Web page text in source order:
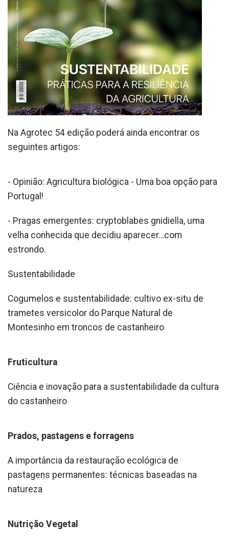
Na Agrotec 54 edição poderá ainda encontrar os
seguintes artigos:
- Opinião: Agricultura biológica - Uma boa opção para
Portugal!
- Pragas emergentes: cryptoblabes gnidiella, uma
velha conhecida que decidiu aparecer…com
estrondo.
Sustentabilidade
Cogumelos e sustentabilidade: cultivo ex-situ de
trametes versicolor do Parque Natural de
Montesinho em troncos de castanheiro
Fruticultura
Ciência e inovação para a sustentabilidade da cultura
do castanheiro
Prados, pastagens e forragens
A importância da restauração ecológica de
pastagens permanentes: técnicas baseadas na
natureza
Nutrição Vegetal